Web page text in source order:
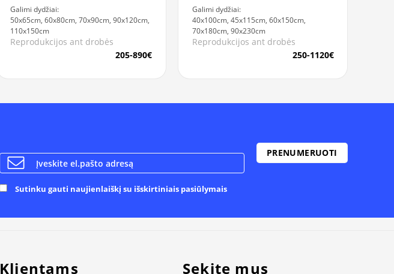
Galimi dydžiai:
50x65cm, 60x80cm, 70x90cm, 90x120cm,
110x150cm
Reprodukcijos ant drobės
205-890€
Galimi dydžiai:
40x100cm, 45x115cm, 60x150cm,
70x180cm, 90x230cm
Reprodukcijos ant drobės
250-1120€
Sutinku gauti naujienlaiškį su išskirtiniais pasiūlymais
Klientams Sekite mus